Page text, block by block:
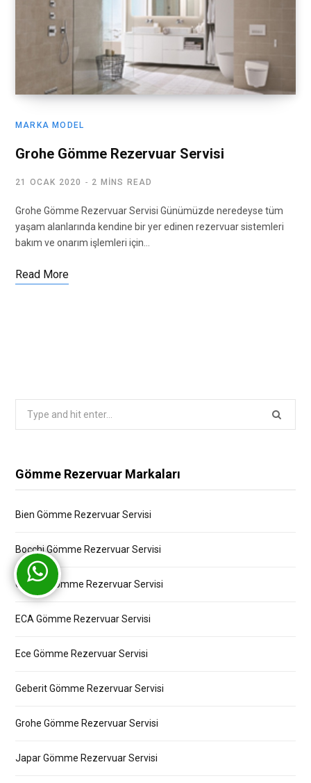
MARKA MODEL
Grohe Gömme Rezervuar Servisi
21 OCAK 2020 2 MINS READ
Grohe Gömme Rezervuar Servisi Günümüzde neredeyse tüm
yaşam alanlarında kendine bir yer edinen rezervuar sistemleri
bakım ve onarım işlemleri için…
Read More
Gömme Rezervuar Markaları
Bien Gömme Rezervuar Servisi
Bocchi Gömme Rezervuar Servisi
Creavit Gömme Rezervuar Servisi
ECA Gömme Rezervuar Servisi
Ece Gömme Rezervuar Servisi
Geberit Gömme Rezervuar Servisi
Grohe Gömme Rezervuar Servisi
Japar Gömme Rezervuar Servisi